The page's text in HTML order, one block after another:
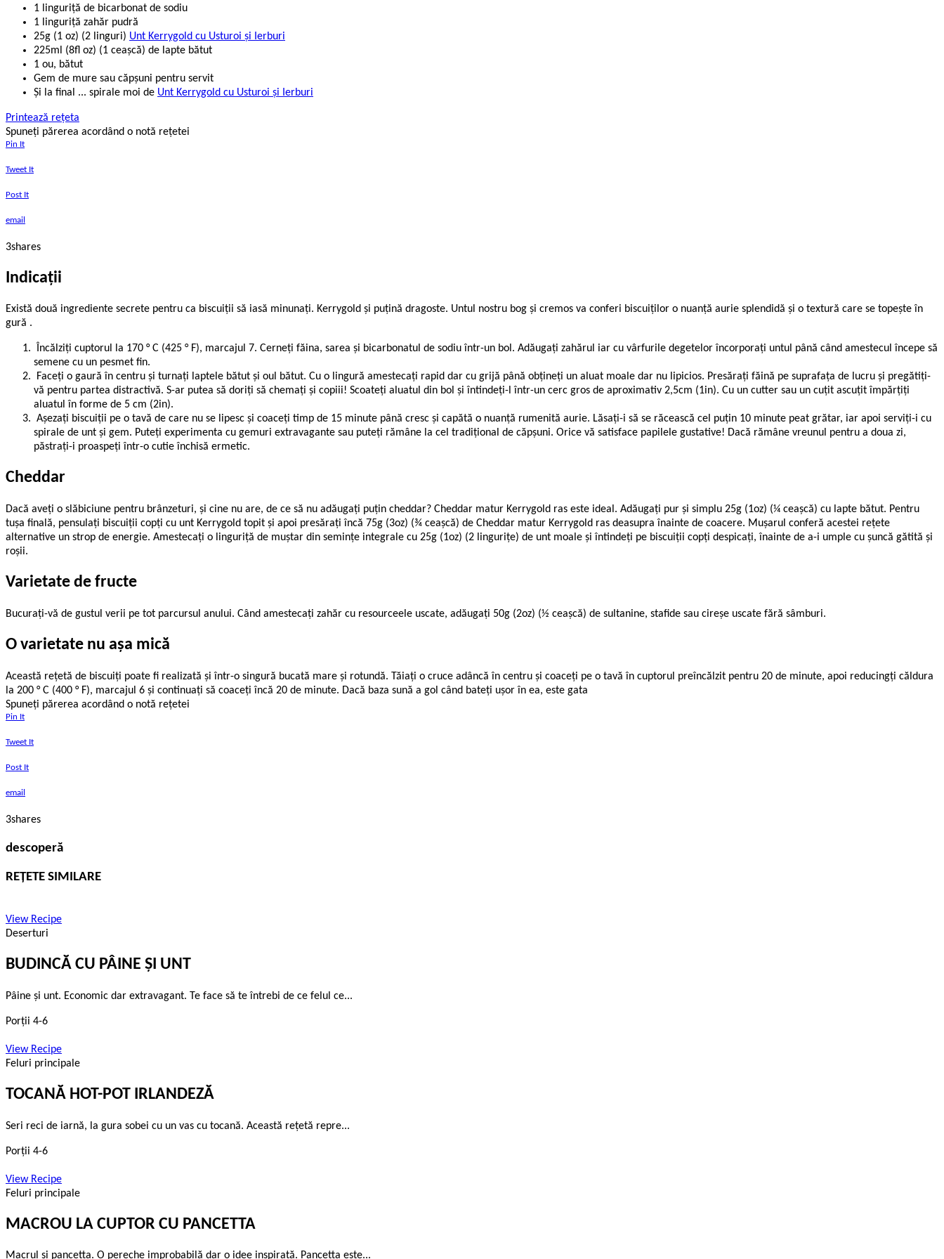
1 linguriţă de bicarbonat de sodiu
1 linguriţă zahăr pudră
25g (1 oz) (2 linguri) Unt Kerrygold cu Usturoi şi Ierburi
225ml (8fl oz) (1 ceaşcă) de lapte bătut
1 ou, bătut
Gem de mure sau căpşuni pentru servit
Şi la final ... spirale moi de Unt Kerrygold cu Usturoi şi Ierburi
Printează rețeta
Spuneți părerea acordând o notă rețetei
Pin It
Tweet It
Post It
email
3shares
Indicații
Există două ingrediente secrete pentru ca biscuiţii să iasă minunaţi. Kerrygold şi puţină dragoste. Untul nostru bog şi cremos va conferi biscuiţilor o nuanţă aurie splendidă şi o textură care se topeşte în
gură .
Încălziţi cuptorul la 170 ° C (425 ° F), marcajul 7. Cerneţi făina, sarea şi bicarbonatul de sodiu într-un bol. Adăugaţi zahărul iar cu vârfurile degetelor încorporaţi untul până când amestecul începe să
semene cu un pesmet fin.
Faceţi o gaură în centru şi turnaţi laptele bătut şi oul bătut. Cu o lingură amestecaţi rapid dar cu grijă până obţineţi un aluat moale dar nu lipicios. Presăraţi făină pe suprafaţa de lucru şi pregătiţi-
vă pentru partea distractivă. S-ar putea să doriţi să chemaţi şi copiii! Scoateţi aluatul din bol şi întindeţi-l într-un cerc gros de aproximativ 2,5cm (1in). Cu un cutter sau un cuţit ascuţit împărţiţi
aluatul în forme de 5 cm (2in).
Aşezaţi biscuiţii pe o tavă de care nu se lipesc şi coaceţi timp de 15 minute până cresc şi capătă o nuanţă rumenită aurie. Lăsaţi-i să se răcească cel puţin 10 minute peat grătar, iar apoi serviţi-i cu
spirale de unt şi gem. Puteţi experimenta cu gemuri extravagante sau puteţi rămâne la cel tradiţional de căpşuni. Orice vă satisface papilele gustative! Dacă rămâne vreunul pentru a doua zi,
păstraţi-i proaspeţi într-o cutie închisă ermetic.
Cheddar
Dacă aveţi o slăbiciune pentru brânzeturi, şi cine nu are, de ce să nu adăugaţi puţin cheddar? Cheddar matur Kerrygold ras este ideal. Adăugaţi pur şi simplu 25g (1oz) (¼ ceaşcă) cu lapte bătut. Pentru
tuşa finală, pensulaţi biscuiţii copţi cu unt Kerrygold topit şi apoi presăraţi încă 75g (3oz) (¾ ceaşcă) de Cheddar matur Kerrygold ras deasupra înainte de coacere. Muşarul conferă acestei reţete
alternative un strop de energie. Amestecaţi o linguriţă de muştar din seminţe integrale cu 25g (1oz) (2 linguriţe) de unt moale şi întindeţi pe biscuiţii copţi despicaţi, înainte de a-i umple cu şuncă gătită şi
roşii.
Varietate de fructe
Bucuraţi-vă de gustul verii pe tot parcursul anului. Când amestecaţi zahăr cu resourceele uscate, adăugaţi 50g (2oz) (½ ceaşcă) de sultanine, stafide sau cireşe uscate fără sâmburi.
O varietate nu aşa mică
Această reţetă de biscuiţi poate fi realizată şi într-o singură bucată mare şi rotundă. Tăiaţi o cruce adâncă în centru şi coaceţi pe o tavă în cuptorul preîncălzit pentru 20 de minute, apoi reducingţi căldura
la 200 ° C (400 ° F), marcajul 6 şi continuaţi să coaceţi încă 20 de minute. Dacă baza sună a gol când bateţi uşor în ea, este gata
Spuneți părerea acordând o notă rețetei
Pin It
Tweet It
Post It
email
3shares
descoperă
REȚETE SIMILARE
View Recipe
Deserturi
BUDINCĂ CU PÂINE ŞI UNT
Pâine şi unt. Economic dar extravagant. Te face să te întrebi de ce felul ce...
Porții 4-6
View Recipe
Feluri principale
TOCANĂ HOT-POT IRLANDEZĂ
Seri reci de iarnă, la gura sobei cu un vas cu tocană. Această reţetă repre...
Porții 4-6
View Recipe
Feluri principale
MACROU LA CUPTOR CU PANCETTA
Macrul şi pancetta. O pereche improbabilă dar o idee inspirată. Pancetta este...